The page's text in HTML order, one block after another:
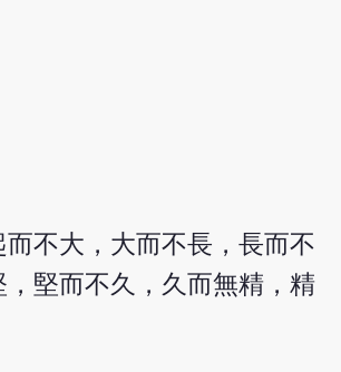
不大，大而不長，長而不
堅而不久，久而無精，精